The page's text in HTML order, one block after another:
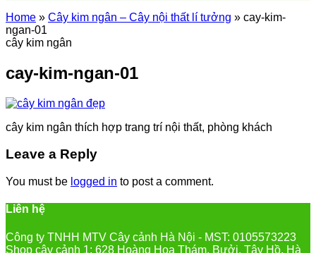
Home » Cây kim ngân – Cây nội thất lí tưởng » cay-kim-
ngan-01
cây kim ngân
cay-kim-ngan-01
cây kim ngân thích hợp trang trí nội thất, phòng khách
Leave a Reply
You must be logged in to post a comment.
Liên hệ
Công ty TNHH MTV Cây cảnh Hà Nội - MST: 0105573223
Shop cây cảnh 1: 628 Hoàng Hoa Thám, Bưởi, Tây Hồ, Hà